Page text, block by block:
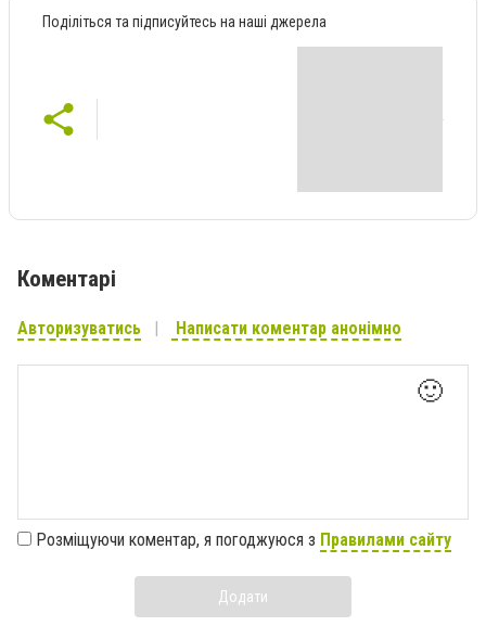
Поділіться та підписуйтесь на наші джерела
Коментарі
Авторизуватись Написати коментар анонімно
🙂
Розміщуючи коментар, я погоджуюся з Правилами сайту
Додати